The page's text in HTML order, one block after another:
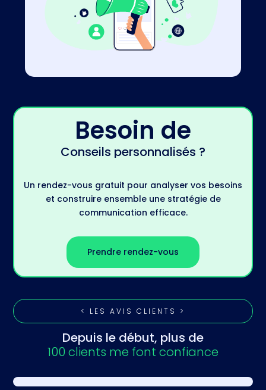
Besoin de
Conseils personnalisés ?
Un rendez-vous gratuit pour analyser vos besoins
et construire ensemble une stratégie de
communication efficace.
Prendre rendez-vous
< LES AVIS CLIENTS >
Depuis le début, plus de
100 clients me font confiance